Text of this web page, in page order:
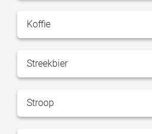
Koffie
Streekbier
Stroop